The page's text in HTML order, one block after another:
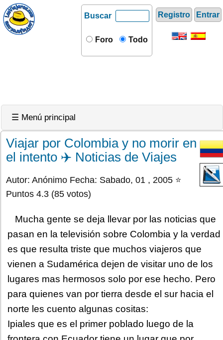
Registro Entrar
Buscar
Foro Todo
☰ Menú principal
Viajar por Colombia y no morir en
el intento ✈️ Noticias de Viajes
Autor: Anónimo Fecha: Sabado, 01 , 2005 ⭐
Puntos 4.3 (85 votos)
Mucha gente se deja llevar por las noticias que
pasan en la televisión sobre Colombia y la verdad
es que resulta triste que muchos viajeros que
vienen a Sudamérica dejen de visitar uno de los
lugares mas hermosos solo por ese hecho. Pero
para quienes van por tierra desde el sur hacia el
norte les cuento algunas cositas:
Ipiales que es el primer poblado luego de la